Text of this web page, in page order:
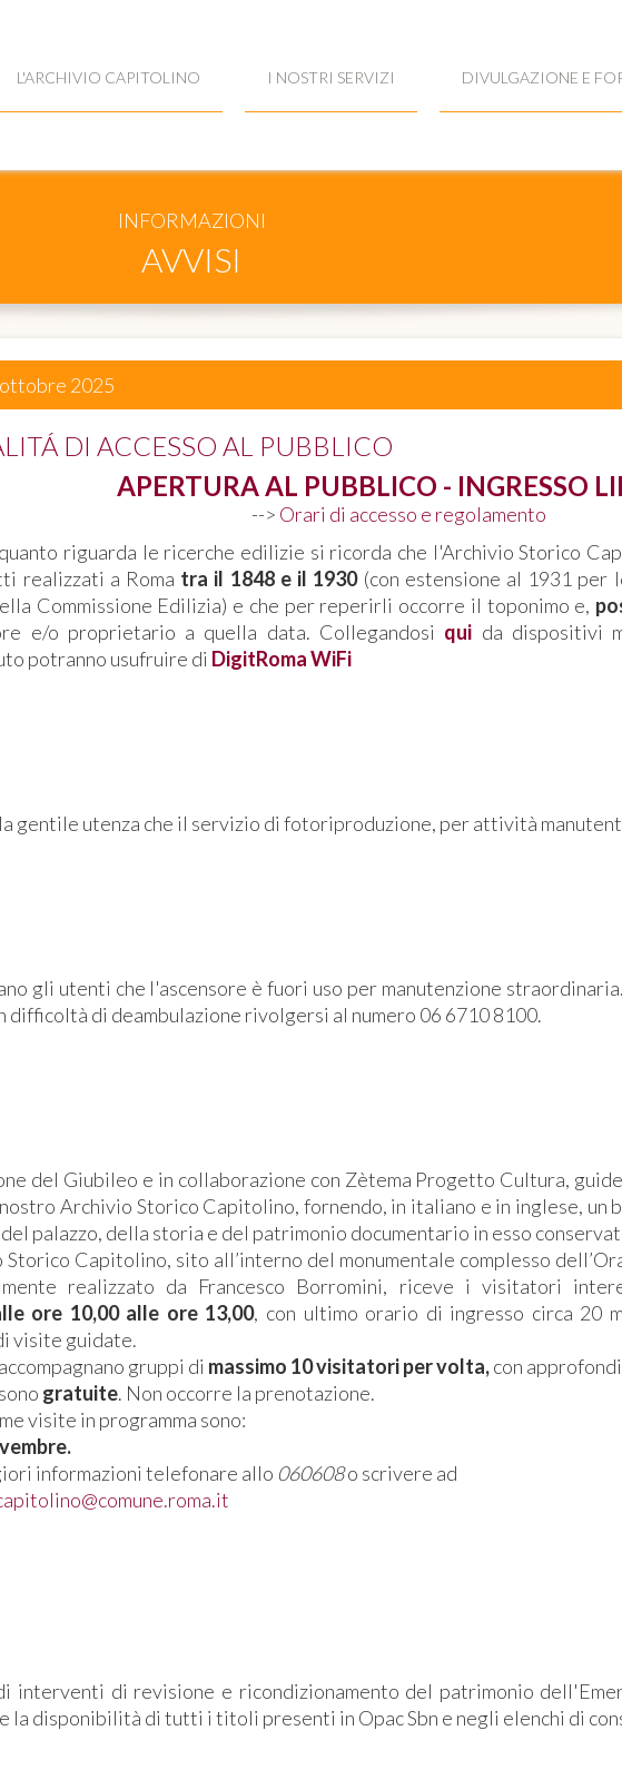
L'ARCHIVIO CAPITOLINO I NOSTRI SERVIZI DIVULGAZIONE E
INFORMAZIONI
AVVISI
2025
DI ACCESSO AL PUBBLICO
APERTURA AL PUBBLICO - INGRESSO
--> Orari di accesso e regolamento
riguarda le ricerche edilizie si ricorda che l'Archivio Storico
realizzati a Roma tra il 1848 e il 1930(con estensione al 1931 per
Commissione Edilizia) e che per reperirli occorre il toponimo e,
e/o proprietario a quella data. Collegandosi qui da dispositivi
potranno usufruire di DigitRoma WiFi
gentile utenza che il servizio di fotoriproduzione, per attività
gli utenti che l'ascensore è fuori uso per manutenzione
difficoltà di deambulazione rivolgersi al numero 06 6710 8100.
del Giubileo e in collaborazione con Zètema Progetto Cultura,
Archivio Storico Capitolino, fornendo, in italiano e in inglese, un
palazzo, della storia e del patrimonio documentario in esso
Storico Capitolino, sito all’interno del monumentale complesso
realizzato da Francesco Borromini, riceve i visitatori
ore 10,00 alle ore 13,00, con ultimo orario di ingresso circa 20
visite guidate.
gruppi di massimo 10 visitatori per volta,con
gratuite. Non occorre la prenotazione.
visite in programma sono:
informazioni telefonare allo 060608o scrivere ad
interventi di revisione e ricondizionamento del patrimonio
la disponibilità di tutti i titoli presenti in Opac Sbn e negli elenchi di